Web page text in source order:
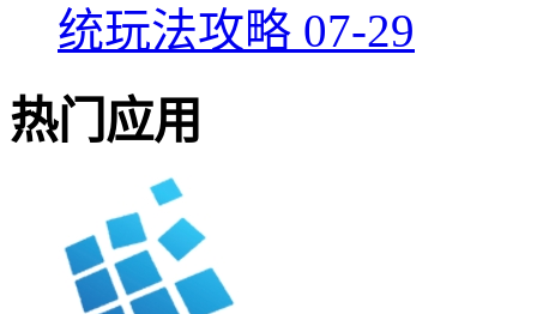
统玩法攻略 07-29
热门应用